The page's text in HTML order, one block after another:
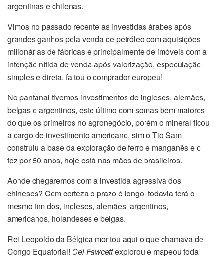
argentinas e chilenas.
Vimos no passado recente as investidas árabes após
grandes ganhos pela venda de petróleo com aquisições
milionárias de fábricas e principalmente de imóveis com a
intenção nítida de venda após valorização, especulação
simples e direta, faltou o comprador europeu!
No pantanal tivemos investimentos de ingleses, alemães,
belgas e argentinos, este último com somas bem maiores
do que os primeiros no agronegócio, porém o mineral ficou
a cargo de investimento americano, sim o Tio Sam
construiu a base da exploração de ferro e manganês e o
fez por 50 anos, hoje está nas mãos de brasileiros.
Aonde chegaremos com a investida agressiva dos
chineses? Com certeza o prazo é longo, todavia terá o
mesmo fim dos, ingleses, alemães, argentinos,
americanos, holandeses e belgas.
Rei Leopoldo da Bélgica montou aqui o que chamava de
Congo Equatorial! Cel Fawcettexplorou e mapeou toda